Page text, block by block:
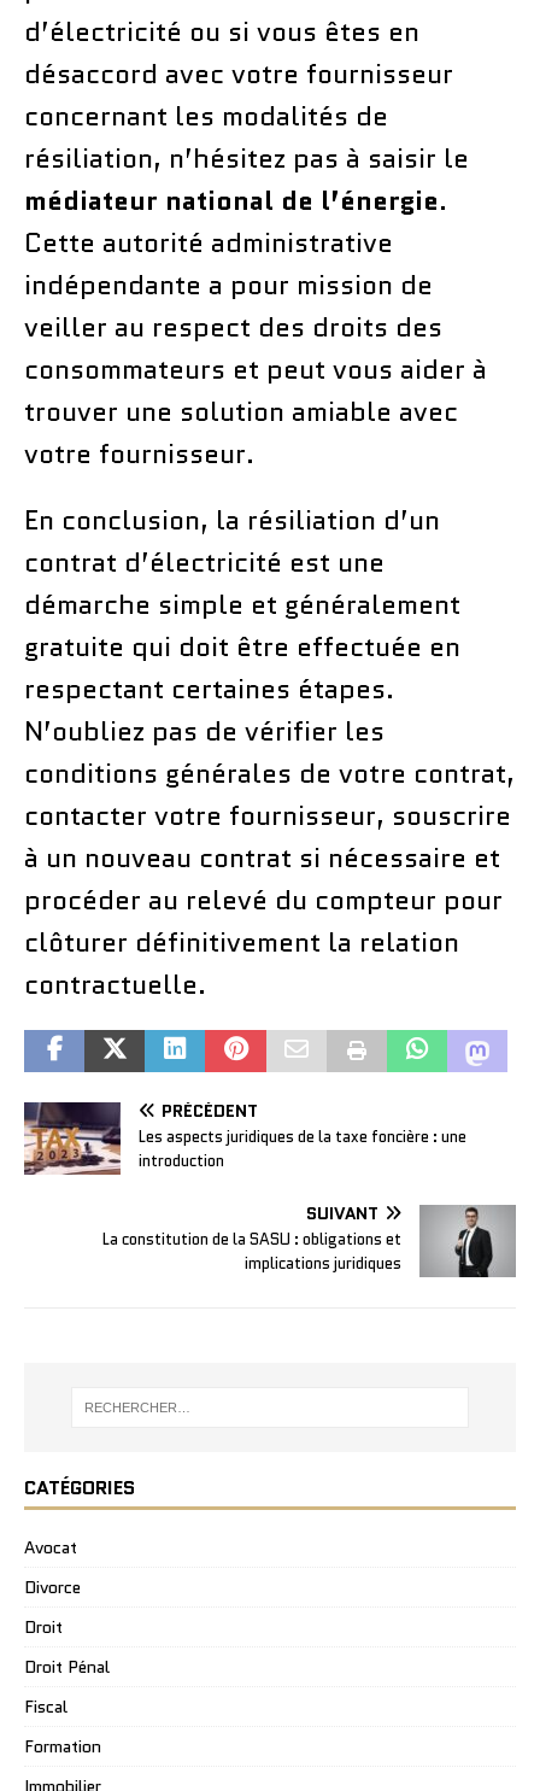
d’électricité ou si vous êtes en
désaccord avec votre fournisseur
concernant les modalités de
résiliation, n’hésitez pas à saisir le
médiateur national de l’énergie.
Cette autorité administrative
indépendante a pour mission de
veiller au respect des droits des
consommateurs et peut vous aider à
trouver une solution amiable avec
votre fournisseur.
En conclusion, la résiliation d’un
contrat d’électricité est une
démarche simple et généralement
gratuite qui doit être effectuée en
respectant certaines étapes.
N’oubliez pas de vérifier les
conditions générales de votre contrat,
contacter votre fournisseur, souscrire
à un nouveau contrat si nécessaire et
procéder au relevé du compteur pour
clôturer définitivement la relation
contractuelle.
PRÉCÉDENT
Les aspects juridiques de la taxe foncière : une
introduction
SUIVANT
La constitution de la SASU : obligations et
implications juridiques
CATÉGORIES
Avocat
Divorce
Droit
Droit Pénal
Fiscal
Formation